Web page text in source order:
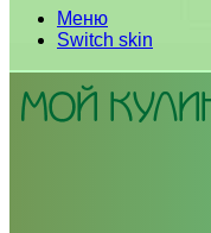
Меню
Switch skin